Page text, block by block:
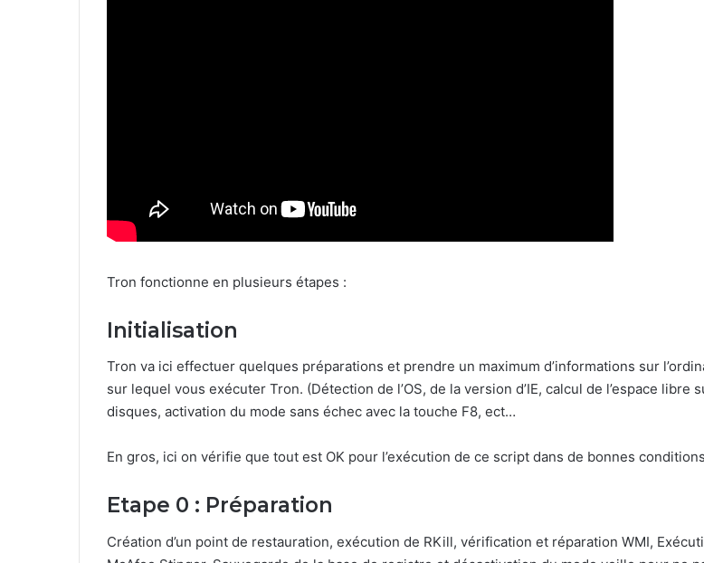
Tron fonctionne en plusieurs étapes :
Initialisation
Tron va ici effectuer quelques préparations et prendre un maximum d’informations sur
sur lequel vous exécuter Tron. (Détection de l’OS, de la version d’IE, calcul de l’espace libre
disques, activation du mode sans échec avec la touche F8, ect…
En gros, ici on vérifie que tout est OK pour l’exécution de ce script dans de bonnes
Etape 0 : Préparation
Création d’un point de restauration, exécution de RKill, vérification et réparation WMI,